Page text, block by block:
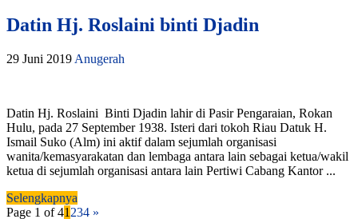
Datin Hj. Roslaini binti Djadin
29 Juni 2019 Anugerah
Datin Hj. Roslaini Binti Djadin lahir di Pasir Pengaraian, Rokan
Hulu, pada 27 September 1938. Isteri dari tokoh Riau Datuk H.
Ismail Suko (Alm) ini aktif dalam sejumlah organisasi
wanita/kemasyarakatan dan lembaga antara lain sebagai ketua/wakil
ketua di sejumlah organisasi antara lain Pertiwi Cabang Kantor ...
Selengkapnya
Page 1 of 41 234 »